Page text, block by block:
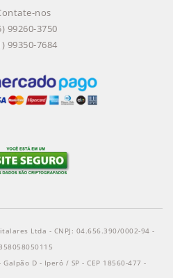
nos
99260-3750
99350-7684
Ltda - CNPJ: 04.656.390/0002-94 -
D - Iperó / SP - CEP 18560-477 -